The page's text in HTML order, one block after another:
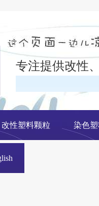
专注提供改性
改性塑料颗粒 染色